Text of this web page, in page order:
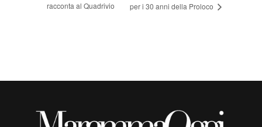
racconta al Quadrivio
per i 30 anni della Proloco